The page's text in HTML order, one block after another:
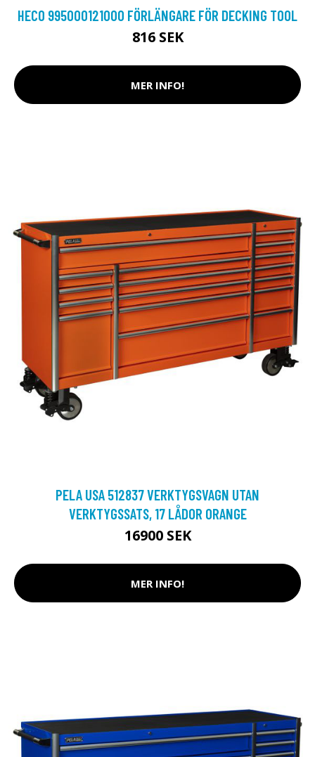
HECO 995000121000 FÖRLÄNGARE FÖR DECKING TOOL
816 SEK
MER INFO!
PELA USA 512837 VERKTYGSVAGN UTAN
VERKTYGSSATS, 17 LÅDOR ORANGE
16900 SEK
MER INFO!